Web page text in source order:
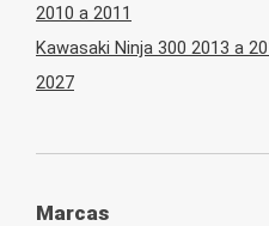
2010 a 2011
Kawasaki Ninja 300 2013 a
2027
Marcas